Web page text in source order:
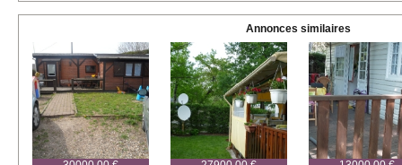
Annonces similaires